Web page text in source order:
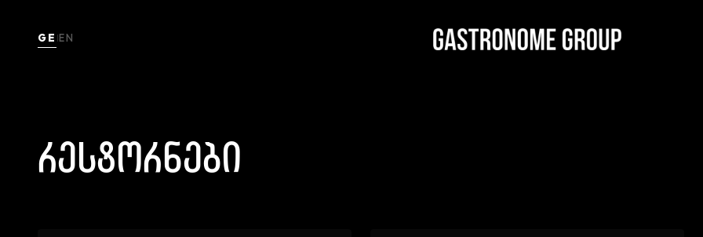
GE |EN
რესტორნები